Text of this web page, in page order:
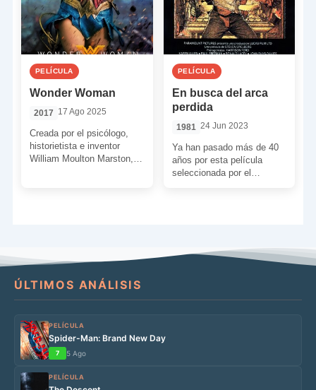
PELÍCULA
Wonder Woman
2017 17 Ago 2025
Creada por el psicólogo,
historietista e inventor
William Moulton Marston, y
PELÍCULA
En busca del arca
perdida
1981 24 Jun 2023
Ya han pasado más de 40
años por esta película
seleccionada por el
ÚLTIMOS ANÁLISIS
PELÍCULA
Spider-Man: Brand New Day
7 5 Ago
PELÍCULA